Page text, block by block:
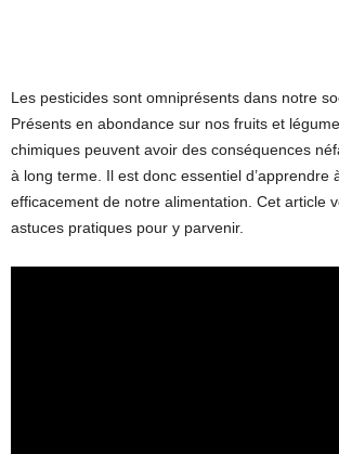
Les pesticides sont omniprésents dans notre
Présents en abondance sur nos fruits et
chimiques peuvent avoir des conséquences
à long terme. Il est donc essentiel d’apprendre
efficacement de notre alimentation. Cet article
astuces pratiques pour y parvenir.